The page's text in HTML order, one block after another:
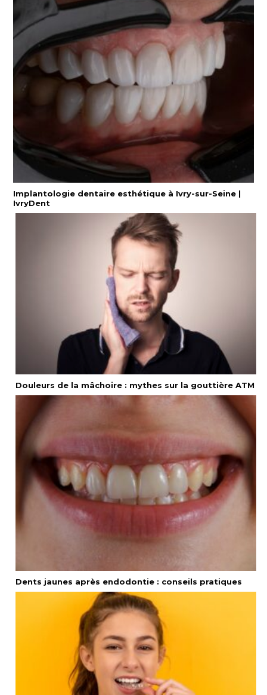
Implantologie dentaire esthétique à Ivry-sur-Seine |
IvryDent
Douleurs de la mâchoire : mythes sur la gouttière ATM
Dents jaunes après endodontie : conseils pratiques